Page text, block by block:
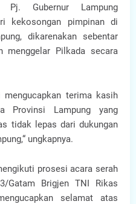
Pj. Gubernur Lampung
kekosongan pimpinan di
dikarenakan sebentar
menggelar Pilkada secara
mengucapkan terima kasih
Provinsi Lampung yang
tidak lepas dari dukungan
ungkapnya.
prosesi acara serah
Gatam Brigjen TNI Rikas
selamat atas